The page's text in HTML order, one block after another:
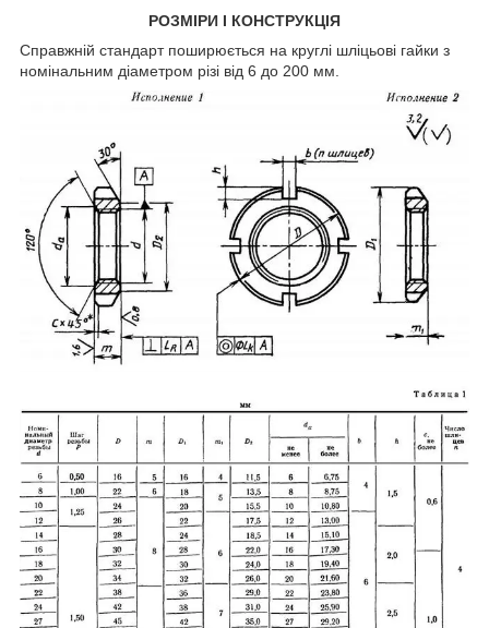
РОЗМІРИ І КОНСТРУКЦІЯ
Справжній стандарт поширюється на круглі шліцьові гайки з
номінальним діаметром різі від 6 до 200 мм.